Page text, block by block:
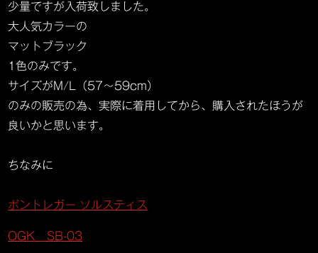
少量ですが入荷致しました。
大人気カラーの
マットブラック
1色のみです。
サイズがM/L（57～59cm）
のみの販売の為、実際に着用してから、購入されたほうが
良いかと思います。
ちなみに
ボントレガー ソルスティス
OGK SB-03